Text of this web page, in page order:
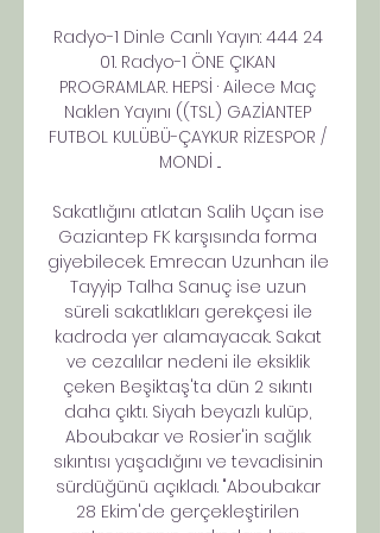
Radyo-1 Dinle Canlı Yayın: 444 24
01. Radyo-1 ÖNE ÇIKAN
PROGRAMLAR. HEPSİ · Ailece Maç
Naklen Yayını ((TSL) GAZİANTEP
FUTBOL KULÜBÜ-ÇAYKUR RİZESPOR /
MONDİ ...
Sakatlığını atlatan Salih Uçan ise
Gaziantep FK karşısında forma
giyebilecek. Emrecan Uzunhan ile
Tayyip Talha Sanuç ise uzun
süreli sakatlıkları gerekçesi ile
kadroda yer alamayacak. Sakat
ve cezalılar nedeni ile eksiklik
çeken Beşiktaş'ta dün 2 sıkıntı
daha çıktı. Siyah beyazlı kulüp,
Aboubakar ve Rosier'in sağlık
sıkıntısı yaşadığını ve tevadisinin
sürdüğünü açıkladı. "Aboubakar
28 Ekim'de gerçekleştirilen